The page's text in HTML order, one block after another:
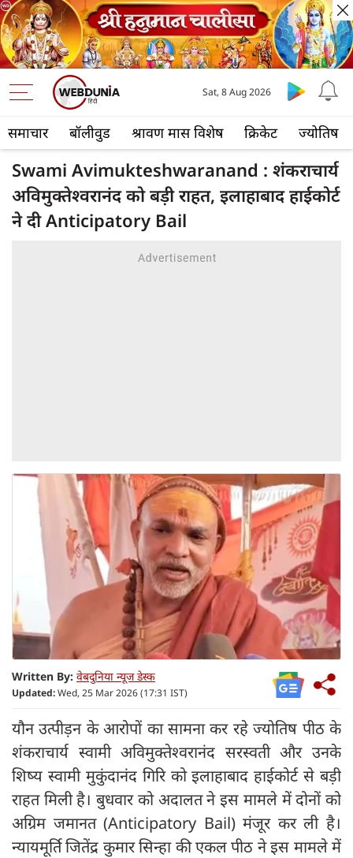
समाचार बॉलीवुड श्रावण मास विशेष क्रिकेट ज्योतिष
Sat, 8 Aug 2026
Swami Avimukteshwaranand : शंकराचार्य
अविमुक्तेश्वरानंद को बड़ी राहत, इलाहाबाद हाईकोर्ट
ने दी Anticipatory Bail
Written By: वेबदुनिया न्यूज डेस्क
Updated:Wed, 25 Mar 2026 (17:31 IST)
यौन उत्पीड़न के आरोपों का सामना कर रहे ज्योतिष पीठ के
शंकराचार्य स्वामी अविमुक्तेश्वरानंद सरस्वती और उनके
शिष्य स्वामी मुकुंदानंद गिरि को इलाहाबाद हाईकोर्ट से बड़ी
राहत मिली है। बुधवार को अदालत ने इस मामले में दोनों को
अग्रिम जमानत (Anticipatory Bail) मंजूर कर ली है।
न्यायमूर्ति जितेंद्र कुमार सिन्हा की एकल पीठ ने इस मामले में